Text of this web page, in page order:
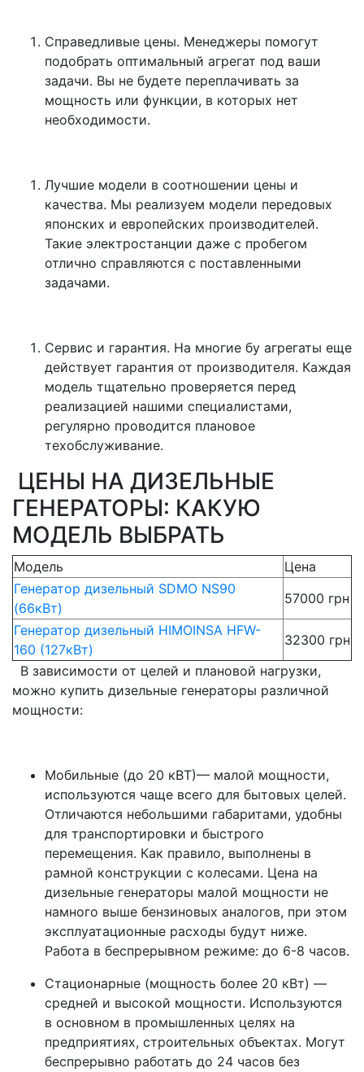
Справедливые цены. Менеджеры помогут
подобрать оптимальный агрегат под ваши
задачи. Вы не будете переплачивать за
мощность или функции, в которых нет
необходимости.
Лучшие модели в соотношении цены и
качества. Мы реализуем модели передовых
японских и европейских производителей.
Такие электростанции даже с пробегом
отлично справляются с поставленными
задачами.
Сервис и гарантия. На многие бу агрегаты еще
действует гарантия от производителя. Каждая
модель тщательно проверяется перед
реализацией нашими специалистами,
регулярно проводится плановое
техобслуживание.
ЦЕНЫ НА ДИЗЕЛЬНЫЕ
ГЕНЕРАТОРЫ: КАКУЮ
МОДЕЛЬ ВЫБРАТЬ
Модель
Цена
Генератор дизельный SDMO NS90
(66кВт)
57000 грн
Генератор дизельный HIMOINSA HFW-
160 (127кВт)
32300 грн
В зависимости от целей и плановой нагрузки,
можно купить дизельные генераторы различной
мощности:
Мобильные (до 20 кВТ)— малой мощности,
используются чаще всего для бытовых целей.
Отличаются небольшими габаритами, удобны
для транспортировки и быстрого
перемещения. Как правило, выполнены в
рамной конструкции с колесами. Цена на
дизельные генераторы малой мощности не
намного выше бензиновых аналогов, при этом
эксплуатационные расходы будут ниже.
Работа в беспрерывном режиме: до 6-8 часов.
Стационарные (мощность более 20 кВт) —
средней и высокой мощности. Используются
в основном в промышленных целях на
предприятиях, строительных объектах. Могут
беспрерывно работать до 24 часов без